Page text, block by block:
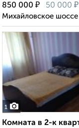
850 000 ₽ 50 000 ₽
Михайловское шоссе
1
Комната в 2-к